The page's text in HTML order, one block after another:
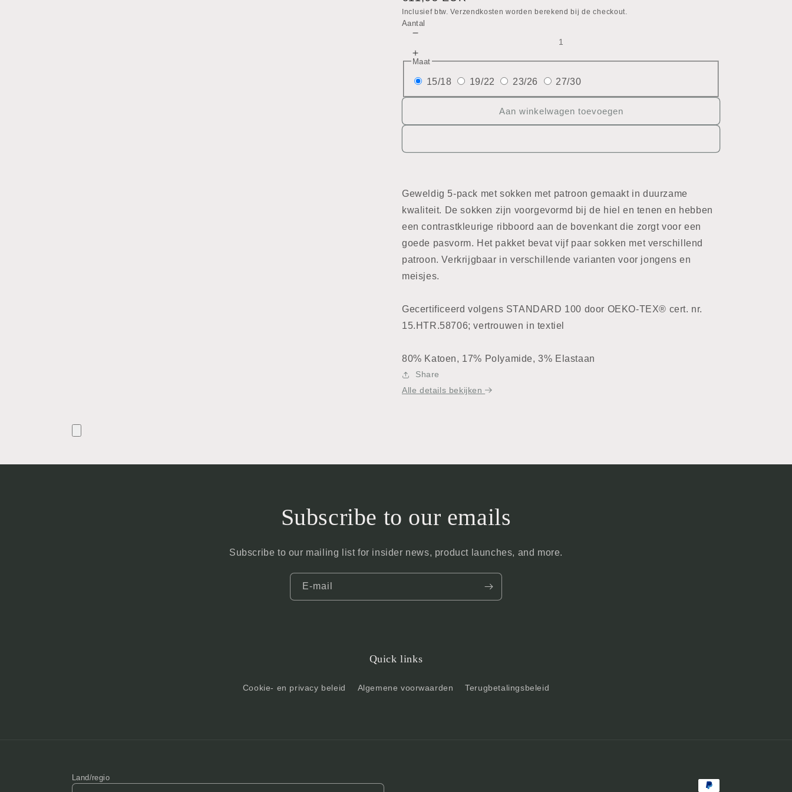
prijs
Inclusief btw. Verzendkosten worden berekend bij de checkout.
Aantal
verlagen
voor
Sokken
-
5Pcs
Aantal
voor
Sokken
Maat
15/18 19/22 23/26 27/30
Aan winkelwagen toevoegen
Geweldig 5-pack met sokken met patroon gemaakt in duurzame
kwaliteit. De sokken zijn voorgevormd bij de hiel en tenen en hebben
een contrastkleurige ribboord aan de bovenkant die zorgt voor een
goede pasvorm. Het pakket bevat vijf paar sokken met verschillend
patroon. Verkrijgbaar in verschillende varianten voor jongens en
meisjes.
Gecertificeerd volgens STANDARD 100 door OEKO-TEX® cert. nr.
15.HTR.58706; vertrouwen in textiel
80% Katoen, 17% Polyamide, 3% Elastaan
Share
Alle details bekijken
Subscribe to our emails
Subscribe to our mailing list for insider news, product launches, and more.
E‑mail
Quick links
Cookie- en privacy beleid Algemene voorwaarden Terugbetalingsbeleid
Land/regio
Betaalmethoden